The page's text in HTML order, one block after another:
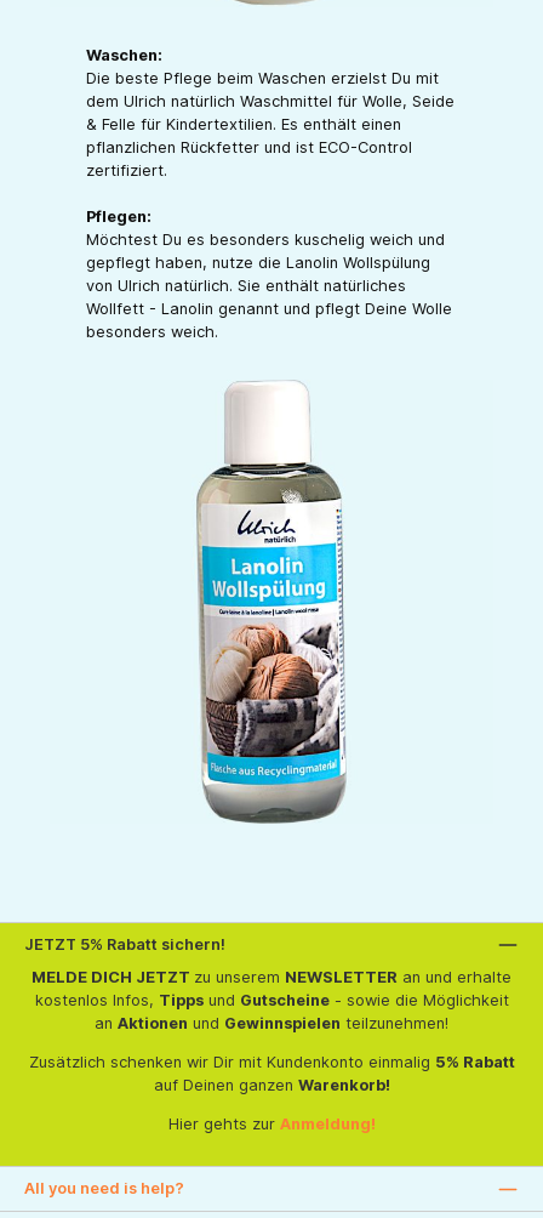
Waschen:
Die beste Pflege beim Waschen erzielst Du mit
dem Ulrich natürlich Waschmittel für Wolle, Seide
& Felle für Kindertextilien. Es enthält einen
pflanzlichen Rückfetter und ist ECO-Control
zertifiziert.
Pflegen:
Möchtest Du es besonders kuschelig weich und
gepflegt haben, nutze die Lanolin Wollspülung
von Ulrich natürlich. Sie enthält natürliches
Wollfett - Lanolin genannt und pflegt Deine Wolle
besonders weich.
JETZT 5% Rabatt sichern!
MELDE DICH JETZT zu unserem NEWSLETTER an und erhalte
kostenlos Infos, Tippsund Gutscheine- sowie die Möglichkeit
an Aktionen und Gewinnspielen teilzunehmen!
Zusätzlich schenken wir Dir mit Kundenkonto einmalig 5% Rabatt
auf Deinen ganzen Warenkorb!
Hier gehts zur Anmeldung!
All you need is help?